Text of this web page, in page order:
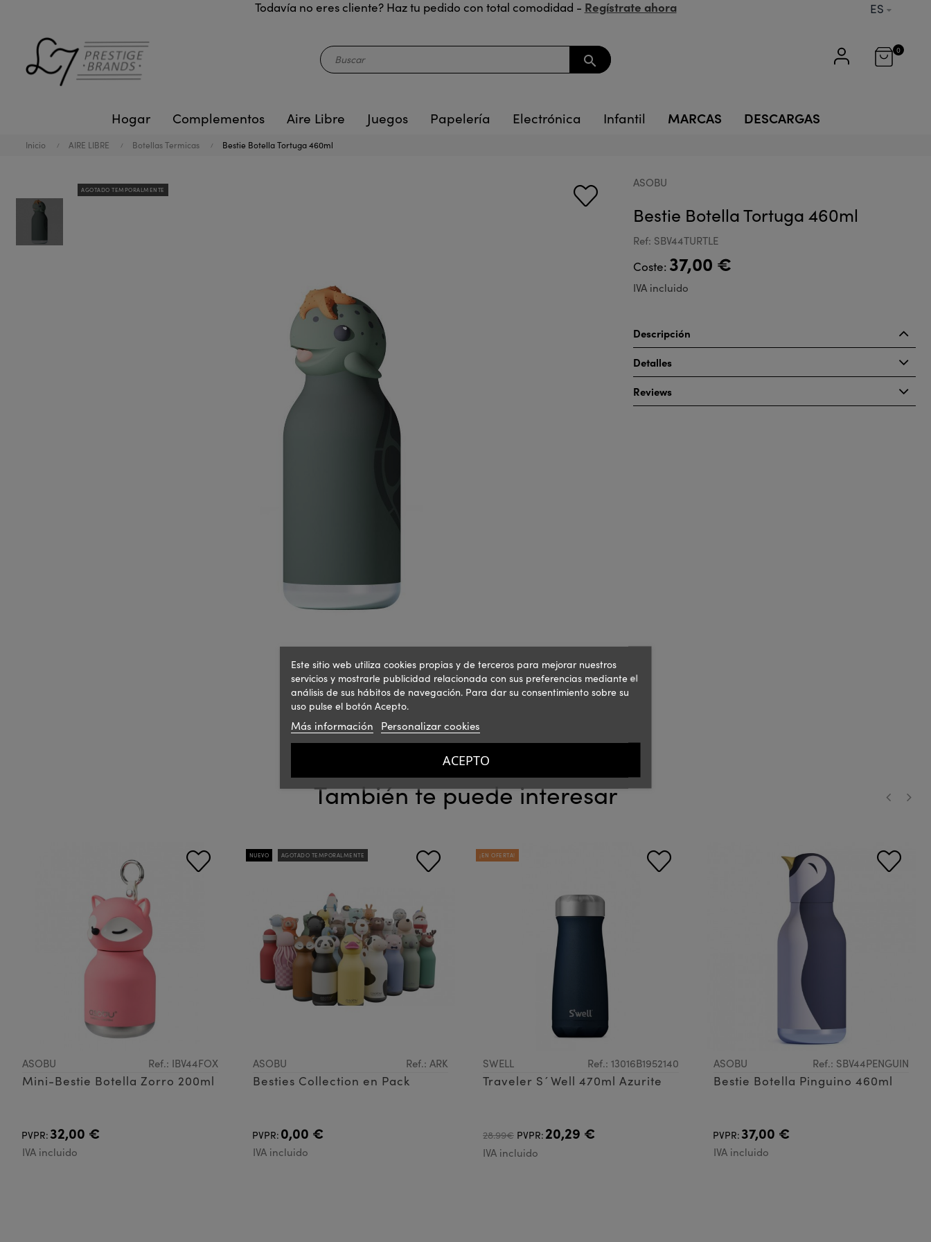
Todavía no eres cliente? Haz tu pedido con total comodidad - Regístrate ahora ES
search
0
Hogar Complementos Aire Libre Juegos Papelería Electrónica Infantil MARCAS DESCARGAS
Inicio AIRE LIBRE Botellas Termicas Bestie Botella Tortuga 460ml
AGOTADO TEMPORALMENTE
ASOBU
Bestie Botella Tortuga 460ml
Ref: SBV44TURTLE
Coste: 37,00 €
IVA incluido
Descripción
Detalles
Reviews
También te puede interesar
ASOBU Ref.: IBV44FOX
Mini-Bestie Botella Zorro 200ml
PVPR:32,00 €
IVA incluido
NUEVO AGOTADO TEMPORALMENTE
ASOBU Ref.: ARK
Besties Collection en Pack
PVPR: 0,00 €
IVA incluido
¡EN OFERTA!
SWELL Ref.: 13016B1952140
Traveler S´Well 470ml Azurite
28.99€ PVPR: 20,29 €
IVA incluido
ASOBU Ref.: SBV44PENGUIN
Bestie Botella Pinguino 460ml
PVPR:37,00 €
IVA incluido
Este sitio web utiliza cookies propias y de terceros para mejorar nuestros
servicios y mostrarle publicidad relacionada con sus preferencias mediante el
análisis de sus hábitos de navegación. Para dar su consentimiento sobre su
uso pulse el botón Acepto.
Más información Personalizar cookies
ACEPTO